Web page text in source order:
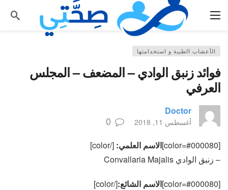
الأعشاب الطبية و استخدامتها
فوائد زنبق الوادي – المضعف – المجلس
العرفي
Doctor
أغسطس 11, 2018 0
[color=#000080] الاسم العلمي: [/color]
– زنبق الوادي Convallaria Majalis
[color=#000080] الاسم الشائع:[/color]